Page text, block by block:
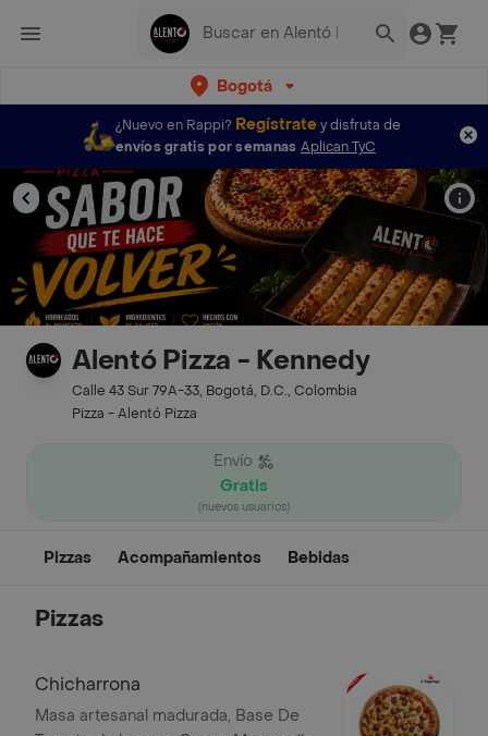
Bogotá
¿Nuevo en Rappi? Regístratey disfruta de
envíos gratis por semanas Aplican TyC
Alentó Pizza - Kennedy
Calle 43 Sur 79A-33, Bogotá, D.C., Colombia
Pizza - Alentó Pizza
Envío
Gratis
(nuevos usuarios)
Pizzas Acompañamientos Bebidas
Pizzas
Chicharrona
Masa artesanal madurada, Base De